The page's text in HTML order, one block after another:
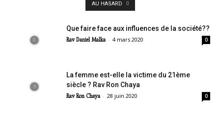
AU HASARD
Que faire face aux influences de la société??
Rav Daniel Malka - 4 mars 2020 0
La femme est-elle la victime du 21ème
siècle ? Rav Ron Chaya
Rav Ron Chaya - 28 juin 2020 0